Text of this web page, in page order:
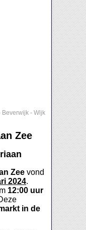
Beverwijk - Wijk
Zee
Zee vond
2024.
12:00 uur
in de